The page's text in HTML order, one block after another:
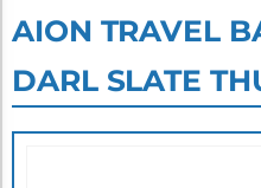
AION TRAVEL
DARL SLATE